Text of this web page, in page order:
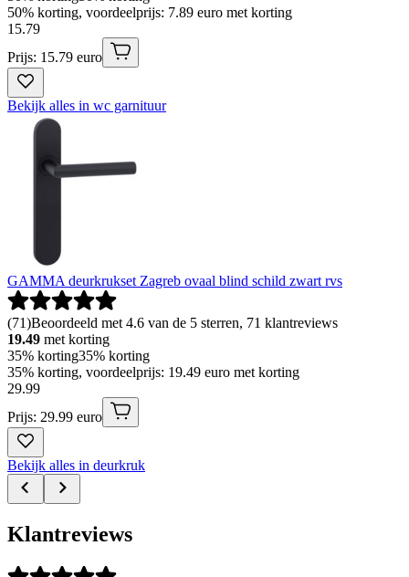
50% korting, voordeelprijs: 7.89 euro met korting
15.79
Prijs: 15.79 euro
Bekijk alles in wc garnituur
GAMMA deurkrukset Zagreb ovaal blind schild zwart rvs
(71)Beoordeeld met 4.6 van de 5 sterren, 71 klantreviews
19.49 met korting
35% korting35% korting
35% korting, voordeelprijs: 19.49 euro met korting
29.99
Prijs: 29.99 euro
Bekijk alles in deurkruk
Klantreviews